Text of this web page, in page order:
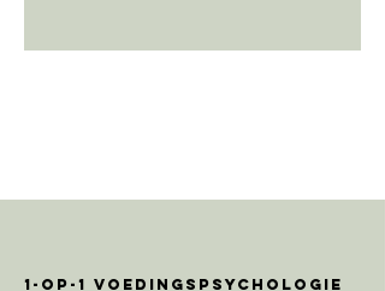
1-op-1 voedingspsychologie